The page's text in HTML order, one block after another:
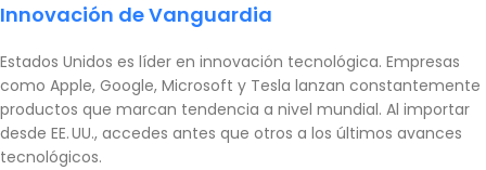
Innovación de Vanguardia
Estados Unidos es líder en innovación tecnológica. Empresas
como Apple, Google, Microsoft y Tesla lanzan constantemente
productos que marcan tendencia a nivel mundial. Al importar
desde EE. UU., accedes antes que otros a los últimos avances
tecnológicos.